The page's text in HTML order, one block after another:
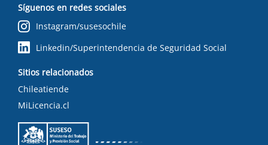
Síguenos en redes sociales
Instagram/susesochile
Linkedin/Superintendencia de Seguridad Social
Sitios relacionados
Chileatiende
MiLicencia.cl